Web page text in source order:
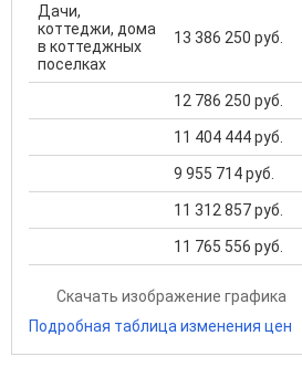
Дачи,
коттеджи, дома
в коттеджных
поселках
13 386 250 руб.
12 786 250 руб.
11 404 444 руб.
9 955 714 руб.
11 312 857 руб.
11 765 556 руб.
Скачать изображение графика
Подробная таблица изменения цен